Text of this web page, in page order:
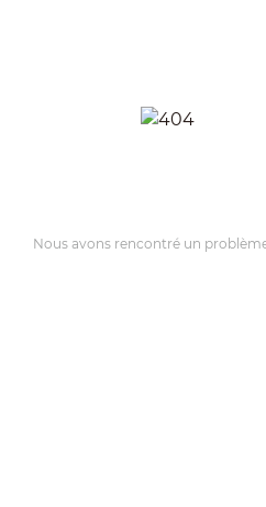
Nous avons rencontré un